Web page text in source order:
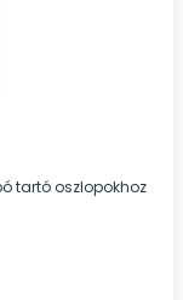
tartó oszlopokhoz